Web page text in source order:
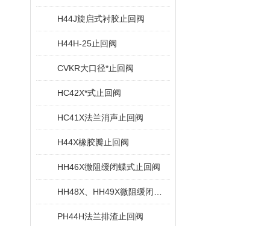
H44J旋启式衬胶止回阀
H44H-25止回阀
CVKR大口径*止回阀
HC42X*式止回阀
HC41X法兰消声止回阀
H44X橡胶瓣止回阀
HH46X微阻缓闭蝶式止回阀
PH44H法兰排渣止回阀